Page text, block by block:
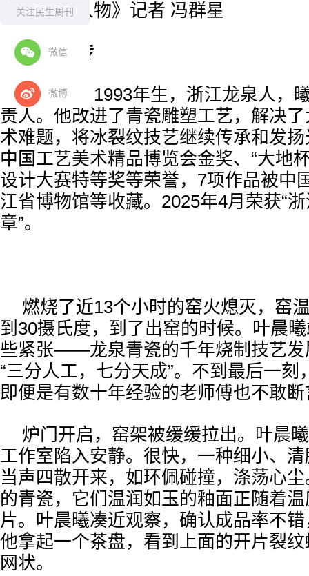
关注民生周刊
微信
微博
《环球人物》记者 冯群星
人物小传
叶晨曦，1993年生，浙江龙泉人，
责人。他改进了青瓷雕塑工艺，解决
术难题，将冰裂纹技艺继续传承和发
中国工艺美术精品博览会金奖、“大地
设计大赛特等奖等荣誉，7项作品被中
江省博物馆等收藏。2025年4月荣获“
章”。
燃烧了近13个小时的窑火熄灭，窑
到30摄氏度，到了出窑的时候。叶晨
些紧张——龙泉青瓷的千年烧制技艺发
“三分人工，七分天成”。不到最后一刻
即便是有数十年经验的老师傅也不敢
炉门开启，窑架被缓缓拉出。叶晨
工作室陷入安静。很快，一种细小、
当声四散开来，如环佩碰撞，涤荡心
的青瓷，它们温润如玉的釉面正随着
片。叶晨曦凑近观察，确认成品率不
他拿起一个茶盘，看到上面的开片裂
网状。